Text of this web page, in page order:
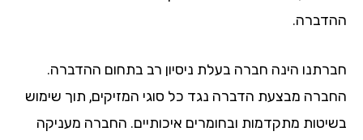
ההדברה.
חברתנו הינה חברה בעלת ניסיון רב בתחום ההדברה.
החברה מבצעת הדברה נגד כל סוגי המזיקים, תוך שימוש
בשיטות מתקדמות ובחומרים איכותיים. החברה מעניקה